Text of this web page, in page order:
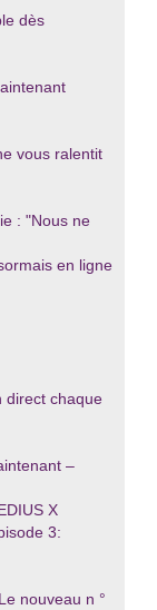
dès
vous ralentit
: "Nous ne
en ligne
direct chaque
–
X
3:
nouveau n °